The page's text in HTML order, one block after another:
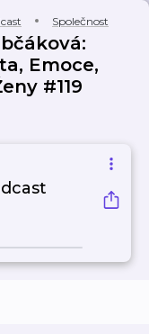
Společnost
Emoce,
#119